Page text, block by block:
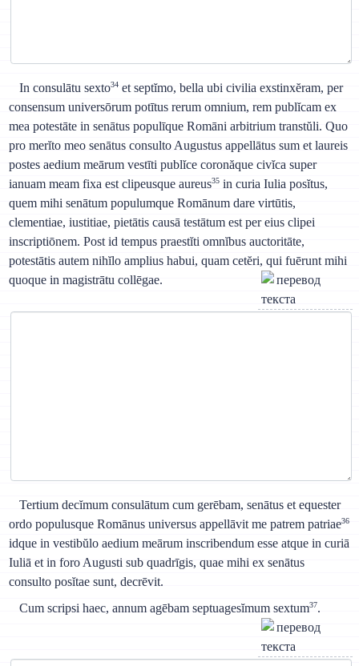
In consulātu sexto34 et septĭmo, bella ubi civilia exstinxĕram, per
consensum universōrum potītus rerum omnium, rem publĭcam ex
mea potestāte in senātus populīque Romāni arbitrium transtŭli. Quo
pro merĭto meo senātus consulto Augustus appellātus sum et laureis
postes aedium meārum vestīti publĭce coronăque civĭca super
ianuam meam fixa est clipeusque aureus35 in curia Iulia posĭtus,
quem mihi senātum populumque Romānum dare virtūtis,
clementiae, iustitiae, pietātis causā testātum est per eius clipei
inscriptiōnem. Post id tempus praestĭti omnĭbus auctoritāte,
potestātis autem nihĭlo amplius habui, quam cetĕri, qui fuērunt mihi
quoque in magistrātu collēgae.
Tertium decĭmum consulātum cum gerēbam, senātus et equester
ordo populusque Romānus universus appellāvit me patrem patriae36
idque in vestibŭlo aedium meārum inscribendum esse atque in curiā
Iuliā et in foro Augusti sub quadrīgis, quae mihi ex senātus
consulto posĭtae sunt, decrēvit.
Cum scripsi haec, annum agēbam septuagesĭmum sextum37.